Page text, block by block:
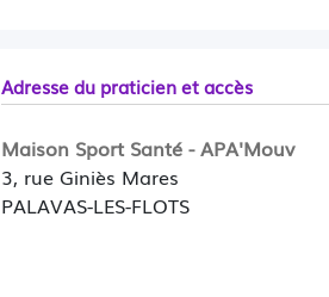
Adresse du praticien et accès
Maison Sport Santé - APA'Mouv
3, rue Giniès Mares
PALAVAS-LES-FLOTS